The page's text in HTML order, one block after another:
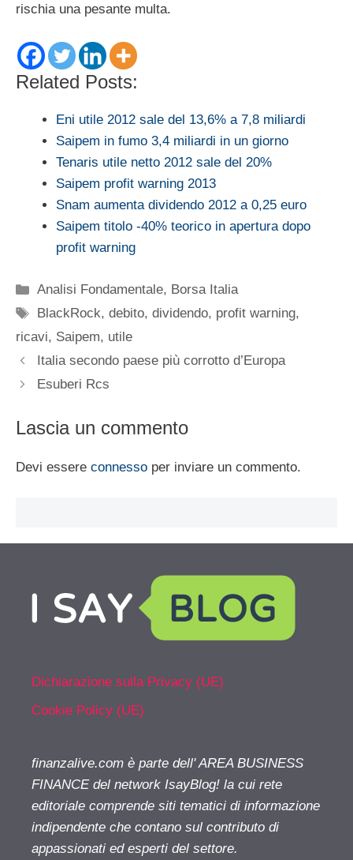
rischia una pesante multa.
Related Posts:
Eni utile 2012 sale del 13,6% a 7,8 miliardi
Saipem in fumo 3,4 miliardi in un giorno
Tenaris utile netto 2012 sale del 20%
Saipem profit warning 2013
Snam aumenta dividendo 2012 a 0,25 euro
Saipem titolo -40% teorico in apertura dopo
profit warning
Categorie
Analisi Fondamentale, Borsa Italia
Tag
BlackRock,debito,dividendo, profit warning,
ricavi, Saipem, utile
Italia secondo paese più corrotto d’Europa
Esuberi Rcs
Lascia un commento
Devi essere connesso per inviare un commento.
Dichiarazione sulla Privacy (UE)
Cookie Policy (UE)
finanzalive.com è parte dell' AREA BUSINESS
FINANCE del network IsayBlog! la cui rete
editoriale comprende siti tematici di informazione
indipendente che contano sul contributo di
appassionati ed esperti del settore.